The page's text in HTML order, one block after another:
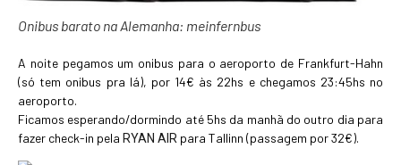
Onibus barato na Alemanha: meinfernbus
A noite pegamos um onibus para o aeroporto de Frankfurt-Hahn
(só tem onibus pra lá), por 14€ às 22hs e chegamos 23:45hs no
aeroporto.
Ficamos esperando/dormindo até 5hs da manhã do outro dia para
fazer check-in pela RYAN AIR para Tallinn (passagem por 32€).